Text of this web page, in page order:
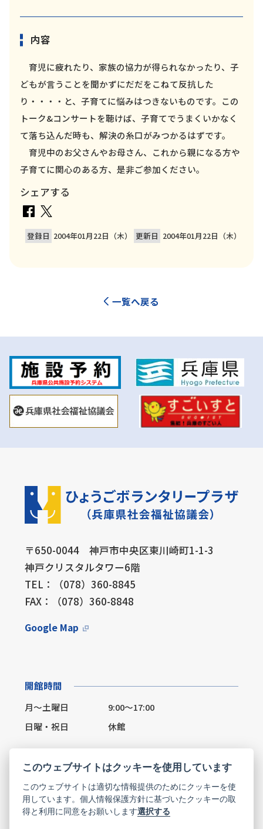
内容
育児に疲れたり、家族の協力が得られなかったり、子
どもが言うことを聞かずにだだをこねて反抗した
り・・・・と、子育てに悩みはつきないものです。この
トーク&コンサートを聴けば、子育てでうまくいかなく
て落ち込んだ時も、解決の糸口がみつかるはずです。
育児中のお父さんやお母さん、これから親になる方や
子育てに関心のある方、是非ご参加ください。
シェアする
登録日 2004年01月22日（木） 更新日 2004年01月22日（木）
一覧へ戻る
〒650-0044 神戸市中央区東川崎町1-1-3
神戸クリスタルタワー6階
TEL：（078）360-8845
FAX：（078）360-8848
Google Map
開館時間
月～土曜日
9:00～17:00
日曜・祝日
休館
Facebook X(Twitter)
このウェブサイトはクッキーを使用しています
このウェブサイトは適切な情報提供のためにクッキーを使
用しています。個人情報保護方針に基づいたクッキーの取
得と利用に同意をお願いします選択する